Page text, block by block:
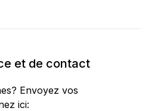
et de contact
Envoyez vos
ici: